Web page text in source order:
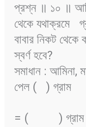
প্রশ্ন ॥ ১০ ॥
থেকে যথাক্রমে
বাবার নিকট
স্বর্ণ হবে?
সমাধান : আমিনা,
পেল (
) গ্রাম
= (
) গ্রাম